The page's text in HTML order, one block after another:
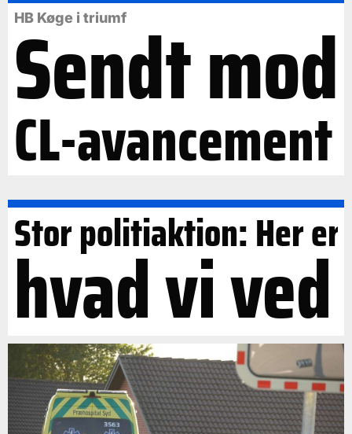
HB Køge i triumf
Sendt mod
CL-avancement
Stor politiaktion: Her er
hvad vi ved